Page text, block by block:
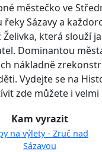
městečko ve
řeky Sázavy a
Želivka, která slouží
Dominantou
nákladně
Vydejte se na
zde můžete i
Kam vyrazit
na výlety - Zruč nad
Sázavou